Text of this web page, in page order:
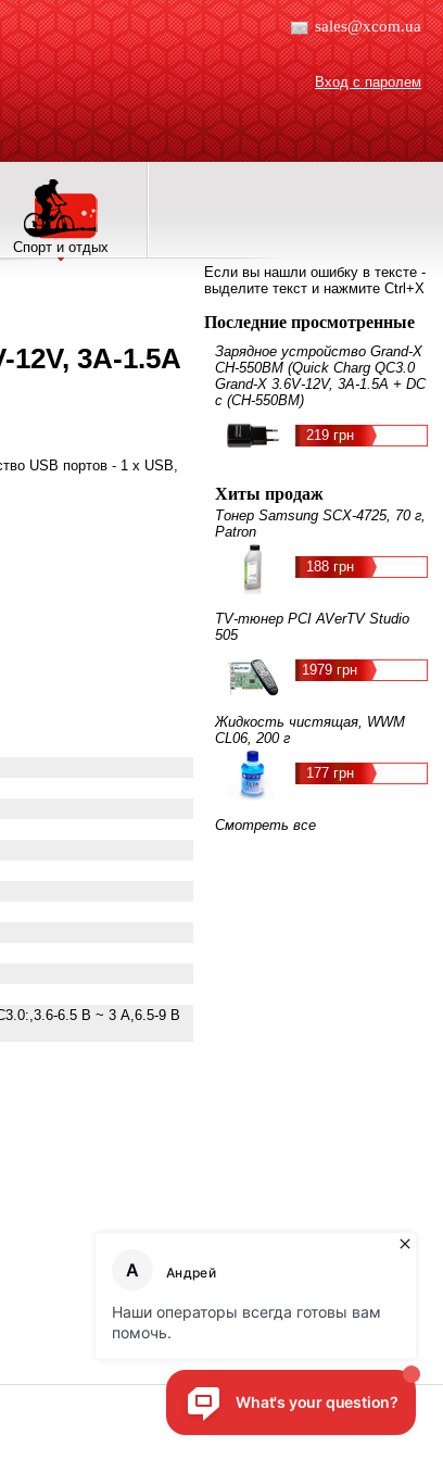
sales@xcom.ua
Вход с паролем
Спорт и отдых
3A-1.5A
USB портов - 1 x USB,
6.5 В ~ 3 А,6.5-9 В
Если вы нашли ошибку в тексте -
выделите текст и нажмите Ctrl+X
Последние просмотренные
Зарядное устройство Grand-X
CH-550BM (Quick Charg QC3.0
Grand-X 3.6V-12V, 3A-1.5A + DC
c (CH-550BM)
219 грн
Хиты продаж
Тонер Samsung SCX-4725, 70 г,
Patron
188 грн
TV-тюнер PCI AVerTV Studio
505
1979 грн
Жидкость чистящая, WWM
CL06, 200 г
177 грн
Смотреть все